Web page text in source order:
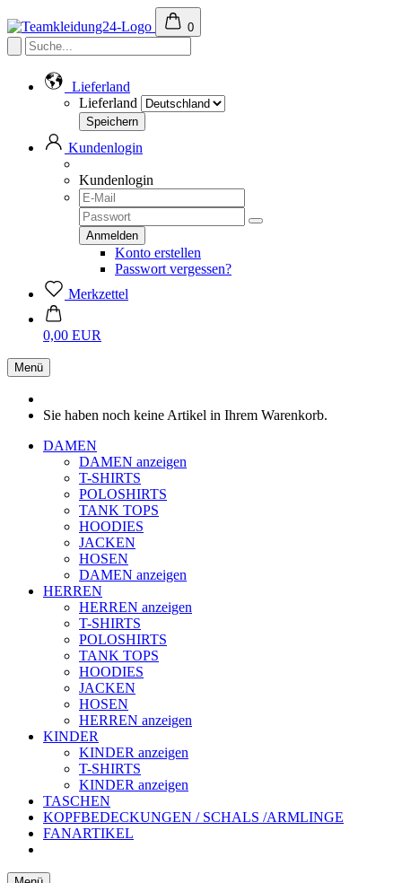
0
Lieferland
Lieferland
Kundenlogin
Kundenlogin
Konto erstellen
Passwort vergessen?
Merkzettel
0,00 EUR
Menü
Sie haben noch keine Artikel in Ihrem Warenkorb.
DAMEN
DAMEN anzeigen
T-SHIRTS
POLOSHIRTS
TANK TOPS
HOODIES
JACKEN
HOSEN
DAMEN anzeigen
HERREN
HERREN anzeigen
T-SHIRTS
POLOSHIRTS
TANK TOPS
HOODIES
JACKEN
HOSEN
HERREN anzeigen
KINDER
KINDER anzeigen
T-SHIRTS
KINDER anzeigen
TASCHEN
KOPFBEDECKUNGEN / SCHALS /ARMLINGE
FANARTIKEL